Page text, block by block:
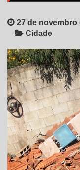
27 de novembro
Cidade